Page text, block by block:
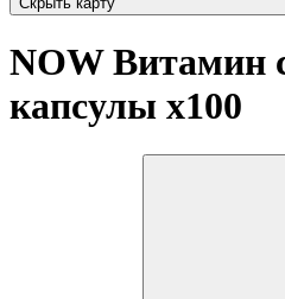
NOW Витамин
капсулы x100